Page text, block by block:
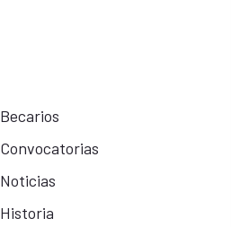
Becarios
Convocatorias
Noticias
Historia